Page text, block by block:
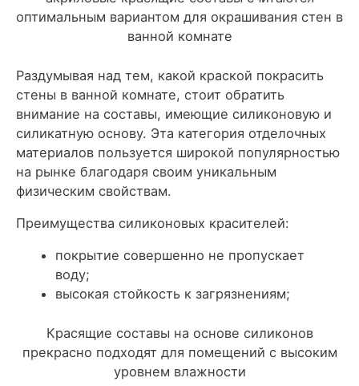
оптимальным вариантом для окрашивания стен в
ванной комнате
Раздумывая над тем, какой краской покрасить
стены в ванной комнате, стоит обратить
внимание на составы, имеющие силиконовую и
силикатную основу. Эта категория отделочных
материалов пользуется широкой популярностью
на рынке благодаря своим уникальным
физическим свойствам.
Преимущества силиконовых красителей:
покрытие совершенно не пропускает
воду;
высокая стойкость к загрязнениям;
Красящие составы на основе силиконов
прекрасно подходят для помещений с высоким
уровнем влажности